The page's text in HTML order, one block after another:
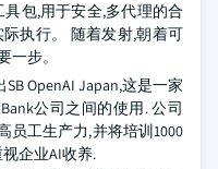
具包,用于安全,多代理的合
执行。 随着发射,朝着可
步。
OpenAI Japan,这是一家
公司之间的使用. 公司
员工生产力,并将培训1000
企业AI收养.